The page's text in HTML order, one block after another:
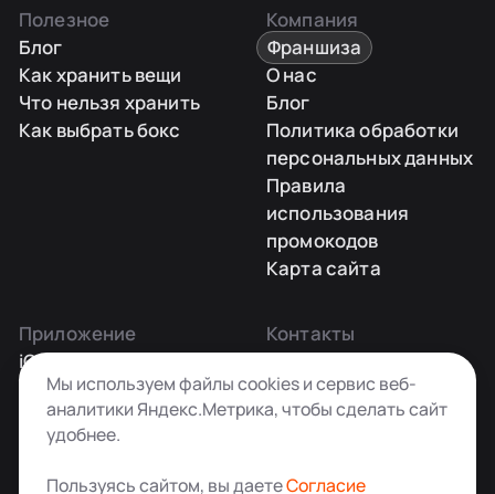
Полезное
Блог
Как хранить вещи
Что нельзя хранить
Как выбрать бокс
Компания
Франшиза
О нас
Блог
Политика обработки
персональных данных
Правила
использования
промокодов
Карта сайта
Приложение
iOS
Android
Контакты
Заказать звонок
+7 495 181-55-45
info@kladovkin.ru
Мы используем файлы cookies и сервис веб-
аналитики Яндекс.Метрика, чтобы сделать сайт
удобнее.
Пользуясь сайтом, вы даетеСогласие